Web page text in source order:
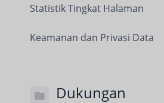
Statistik Tingkat Halaman
Keamanan dan Privasi Data
Dukungan